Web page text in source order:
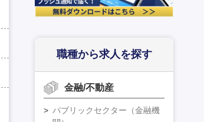
職種から求人を探す
金融/不動産
パブリックセクター（金融機